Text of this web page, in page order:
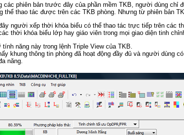
các phiên bản trước đây của phần mềm TKB, người dùng chỉ
thể thao tác được trên các TKB phòng. Nhưng từ phiên bản
người xếp thời khóa biểu có thể thao tác trực tiếp trên các
thời khóa biểu lớp hay giáo viên trong mọi giao diện tinh
năng này trong lệnh Triple View của TKB.
khung thông tin phòng đã hoạt động đầy đủ và người dùng
năng.